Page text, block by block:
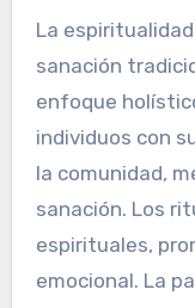
La
sanación
enfoque
individuos con
la comunidad,
sanación. Los
espirituales,
emocional. La